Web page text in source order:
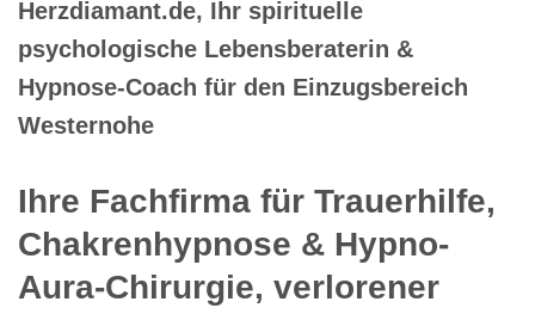
Herzdiamant.de, Ihr spirituelle
psychologische Lebensberaterin &
Hypnose-Coach für den Einzugsbereich
Westernohe
Ihre Fachfirma für Trauerhilfe,
Chakrenhypnose & Hypno-
Aura-Chirurgie, verlorener